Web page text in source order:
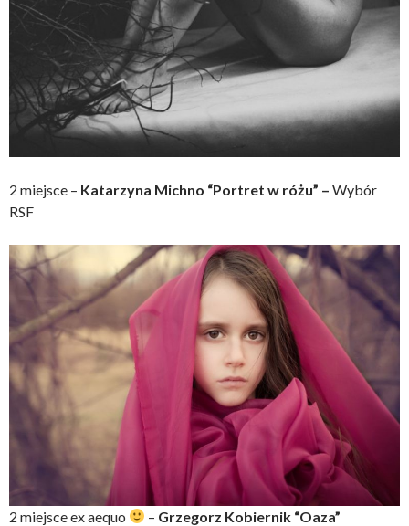
2 miejsce – Katarzyna Michno “Portret w różu” – Wybór
RSF
2 miejsce ex aequo – Grzegorz Kobiernik “Oaza”